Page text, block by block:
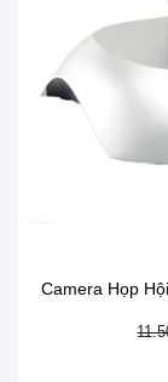
Camera Họp